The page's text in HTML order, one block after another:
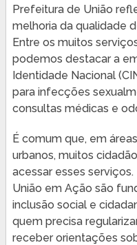
Prefeitura de União
melhoria da qualidade
Entre os muitos
podemos destacar a
Identidade Nacional
para infecções
consultas médicas e
É comum que, em
urbanos, muitos
acessar esses
União em Ação são
inclusão social e
quem precisa
receber orientações